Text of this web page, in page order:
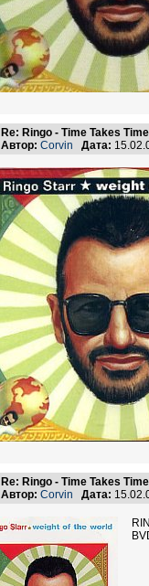
Re: Ringo - Time Takes Time
Автор: Corvin Дата:
Re: Ringo - Time Takes Time
Автор: Corvin Дата: